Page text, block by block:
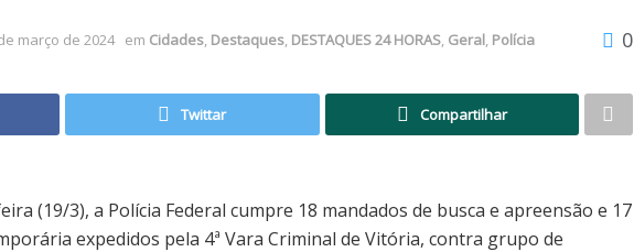
março de 2024 em Cidades, Destaques, DESTAQUES 24 HORAS, Geral, Polícia 0
Twittar Compartilhar
(19/3), a Polícia Federal cumpre 18 mandados de busca e apreensão e 17
expedidos pela 4ª Vara Criminal de Vitória, contra grupo de